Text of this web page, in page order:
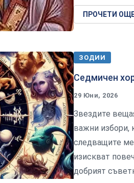
ПРОЧЕТИ
ЗОДИИ
Седмичен
29 Юни, 2026
Звездите
важни избори,
следващите
изискват
добрият